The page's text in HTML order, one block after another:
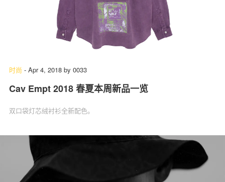
时尚 - Apr 4, 2018 by 0033
Cav Empt 2018 春夏本周新品一览
双口袋灯芯绒衬衫全新配色。